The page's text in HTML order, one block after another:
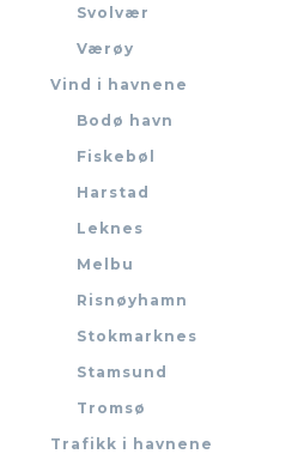
Svolvær
Værøy
Vind i havnene
Bodø havn
Fiskebøl
Harstad
Leknes
Melbu
Risnøyhamn
Stokmarknes
Stamsund
Tromsø
Trafikk i havnene